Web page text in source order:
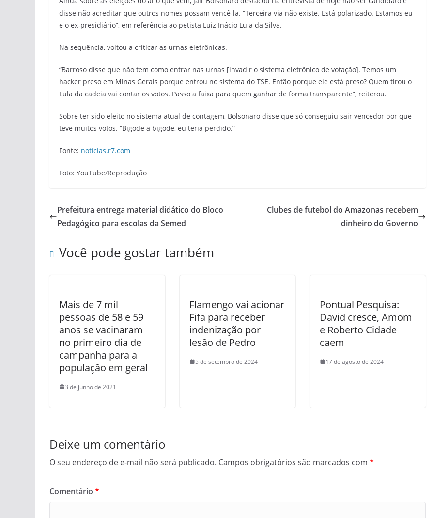
disse não acreditar que outros nomes possam vencê-la. “Terceira via não existe. Está polarizado. Estamos eu
e o ex-presidiário”, em referência ao petista Luiz Inácio Lula da Silva.
Na sequência, voltou a criticar as urnas eletrônicas.
“Barroso disse que não tem como entrar nas urnas [invadir o sistema eletrônico de votação]. Temos um
hacker preso em Minas Gerais porque entrou no sistema do TSE. Então porque ele está preso? Quem tirou o
Lula da cadeia vai contar os votos. Passo a faixa para quem ganhar de forma transparente”, reiterou.
Sobre ter sido eleito no sistema atual de contagem, Bolsonaro disse que só conseguiu sair vencedor por que
teve muitos votos. “Bigode a bigode, eu teria perdido.”
Fonte: notícias.r7.com
Foto: YouTube/Reprodução
Prefeitura entrega material didático do Bloco
Pedagógico para escolas da Semed
Clubes de futebol do Amazonas recebem
dinheiro do Governo
Você pode gostar também
Mais de 7 mil
pessoas de 58 e 59
anos se vacinaram
no primeiro dia de
campanha para a
população em geral
3 de junho de 2021
Flamengo vai acionar
Fifa para receber
indenização por
lesão de Pedro
5 de setembro de 2024
Pontual Pesquisa:
David cresce, Amom
e Roberto Cidade
caem
17 de agosto de 2024
Deixe um comentário
O seu endereço de e-mail não será publicado. Campos obrigatórios são marcados com *
Comentário *